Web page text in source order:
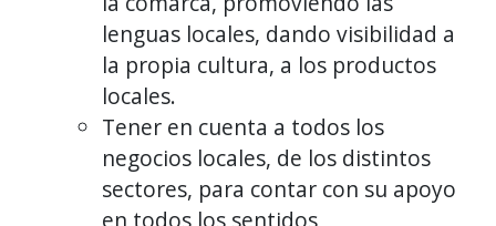
lenguas locales, dando visibilidad a
la propia cultura, a los productos
locales.
Tener en cuenta a todos los
negocios locales, de los distintos
sectores, para contar con su apoyo